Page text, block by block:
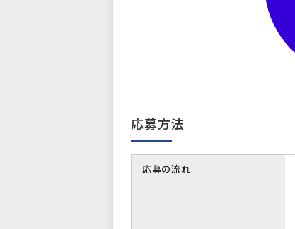
応募方法
応募の流れ